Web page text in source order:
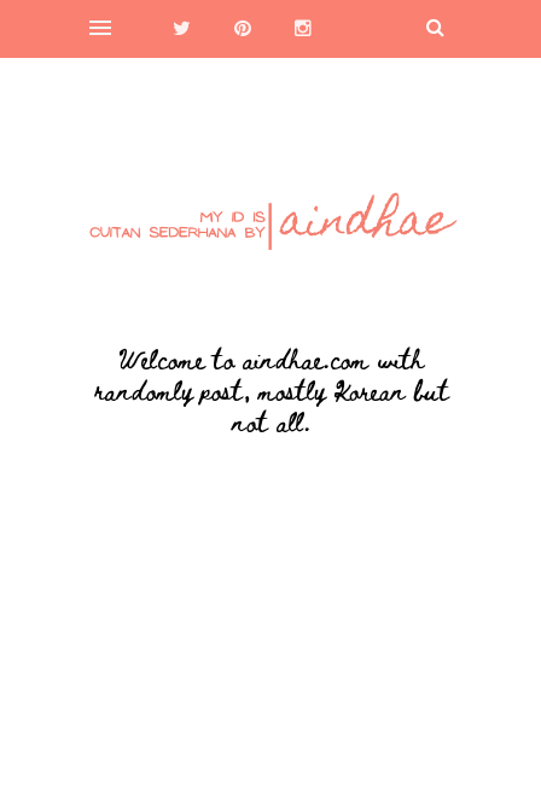
Welcome to aindhae.com with
randomly post, mostly Korean but
not all.